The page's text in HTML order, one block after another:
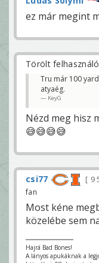
ez már megint
Törölt felhasználó
Tru már 100
atyaég.
KeyG
Nézd meg hisz
😅😅😅😅
csi77 9
fan
Most kéne
közelébe sem
Hajrá Bad Bones!
A lányos apukáknak a